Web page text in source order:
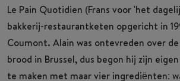
Le Pain Quotidien (Frans voor 'het
bakkerij-restaurantketen opgericht in
Coumont. Alain was ontevreden over
brood in Brussel, dus begon hij zijn
te maken met maar vier ingrediënten: